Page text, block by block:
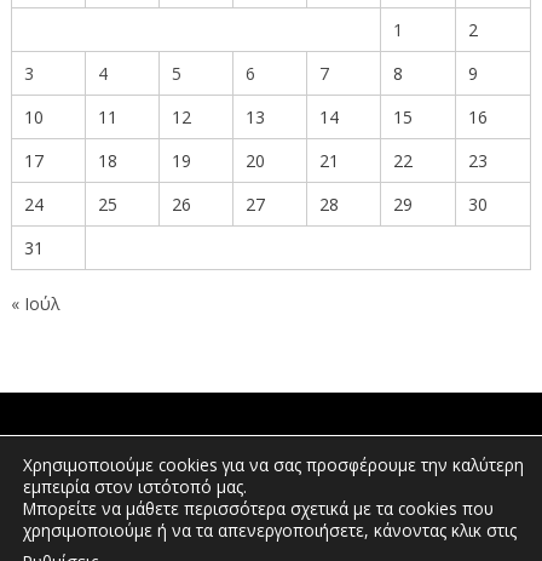
1
2
3
4 5 6 7 8
9
10
11 12 13 14 15
16
17
18 19 20 21 22
23
24
25 26 27 28 29
30
31
« Ιούλ
ΠΟΛΙΤΕΣ
ΕΠΕΝΔΥΤΕΣ
Χρησιμοποιούμε cookies για να σας προσφέρουμε την καλύτερη
εμπειρία στον ιστότοπό μας.
Μπορείτε να μάθετε περισσότερα σχετικά με τα cookies που
χρησιμοποιούμε ή να τα απενεργοποιήσετε, κάνοντας κλικ στις